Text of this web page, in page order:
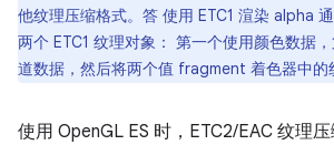
他纹理压缩格式。答 使用 ETC1 渲染 alpha
两个 ETC1 纹理对象： 第一个使用颜色数据
道数据，然后将两个值 fragment 着色器中的
使用 OpenGL ES 时，ETC2/EAC 纹理